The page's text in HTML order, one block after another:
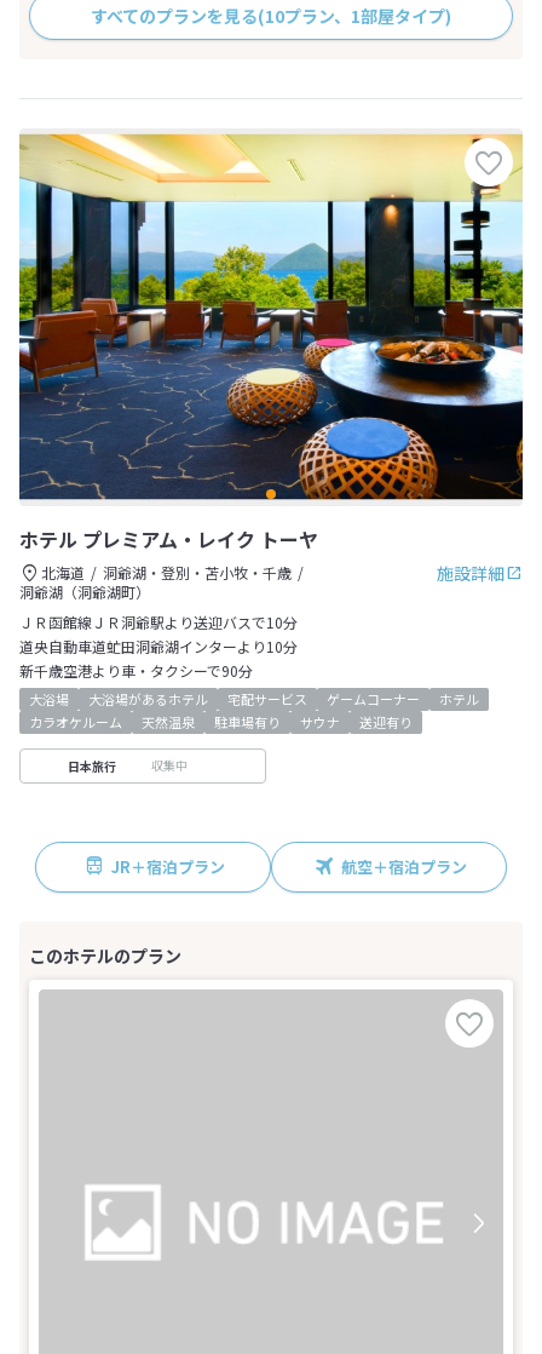
すべてのプランを見る(10プラン、1部屋タイプ)
ホテル プレミアム・レイク トーヤ
施設詳細
北海道
洞爺湖・登別・苫小牧・千歳
洞爺湖（洞爺湖町）
ＪＲ函館線ＪＲ洞爺駅より送迎バスで10分
道央自動車道虻田洞爺湖インターより10分
新千歳空港より車・タクシーで90分
大浴場 大浴場があるホテル 宅配サービス ゲームコーナー
ホテル
カラオケルーム
天然温泉 駐車場有り サウナ 送迎有り
日本旅行 収集中
JR＋宿泊プラン 航空＋宿泊プラン